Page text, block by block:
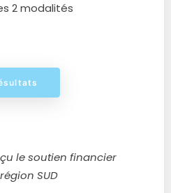
2 modalités
le soutien financier
SUD